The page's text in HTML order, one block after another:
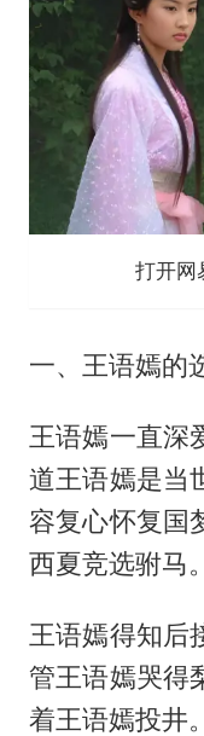
打开网
一、王语嫣的
王语嫣一直深
道王语嫣是当
容复心怀复国
西夏竞选驸马。
王语嫣得知后
管王语嫣哭得
着王语嫣投井。